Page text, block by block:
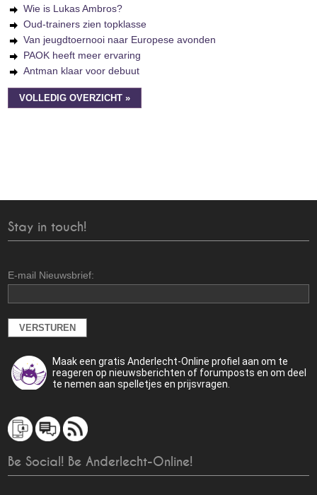
Wie is Lukas Ambros?
Oud-trainers zien topklasse
Van jeugdtoernooi naar Europese avonden
PAOK heeft meer ervaring
Antman klaar voor debuut
VOLLEDIG OVERZICHT »
Stay in touch!
E-mail Nieuwsbrief:
Maak een gratis Anderlecht-Online profiel aan om te
reageren op nieuwsberichten of forumposts en om deel
te nemen aan spelletjes en prijsvragen.
Be Social! Be Anderlecht-Online!